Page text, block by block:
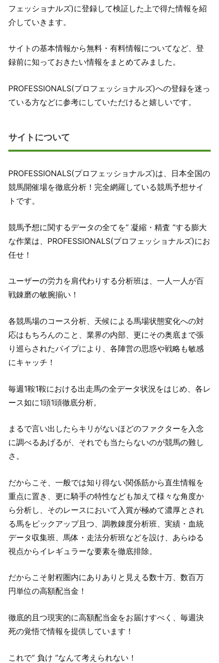
フェッショナルズ)に登録して検証した上で得た情報を紹
介していきます。
サイトの基本情報から無料・有料情報についてなど、登
録前に知っておきたい情報をまとめてみました。
PROFESSIONALS(プロフェッショナルズ)への登録を迷っ
ている方などに参考にしていただけると嬉しいです。
サイトについて
PROFESSIONALS(プロフェッショナルズ)は、日本全国の
競馬開催場を徹底分析！完全網羅している競馬予想サイ
トです。
競馬予想に関するデータの全てを“ 凝縮・精査 ”する膨大
な作業は、PROFESSIONALS(プロフェッショナルズ)にお
任せ！
ユーザーの労力を肩代わりする分析班は、一人一人が百
戦錬磨の敏腕揃い！
各競馬場のコース分析、天候による馬場状態変化への対
応はもちろんのこと、業界の内部、更にその奥底まで張
り巡らされたパイプにより、各陣営の思惑や戦略も敏感
にキャッチ！
毎週1鞍1鞍における出走馬の全データ状況をはじめ、各レ
ース如に1頭1頭徹底分析。
まるで言い出したらキリがないほどのファクターを入念
に調べるあげるが、それでも当たらないのが競馬の難し
さ。
だからこそ、一般では知り得ない関係筋から直生情報を
重点に置き、更に騎手の特性なども加えて様々な角度か
ら分析し、そのレースにおいて入賞が極めて濃厚とされ
る馬をピックアップ且つ、調教錬度分析班、実績・血統
データ収集班、馬体・走法分析班などを設け、あらゆる
視点からイレギュラーな要素を徹底排除。
だからこそ射程圏内にありありと見える数十万、数百万
円単位の高額配当金！
徹底的且つ現実的に高額配当金をお届けすべく、毎週決
死の覚悟で情報を提供しています！
これで“ 負け ”なんて考えられない！